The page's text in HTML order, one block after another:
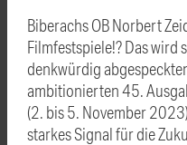
Biberachs OB Norbert
Filmfestspiele!? Das wird
denkwürdig
ambitionierten 45.
(2. bis 5. November
starkes Signal für die